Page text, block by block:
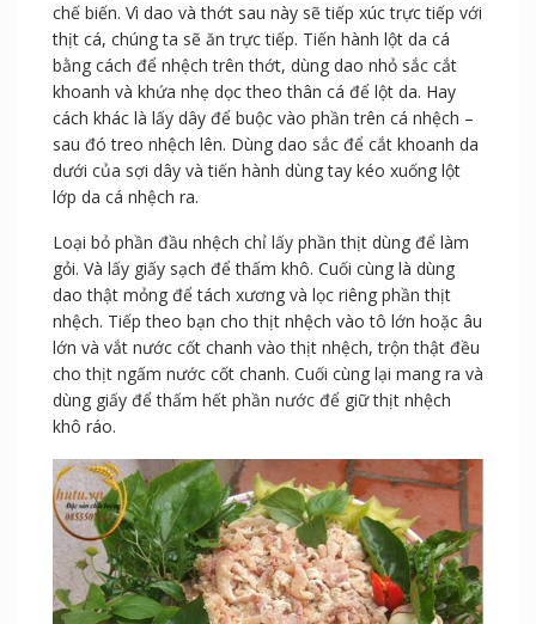
chế biến. Vì dao và thớt sau này sẽ tiếp xúc trực tiếp với
thịt cá, chúng ta sẽ ăn trực tiếp. Tiến hành lột da cá
bằng cách để nhệch trên thớt, dùng dao nhỏ sắc cắt
khoanh và khứa nhẹ dọc theo thân cá để lột da. Hay
cách khác là lấy dây để buộc vào phần trên cá nhệch –
sau đó treo nhệch lên. Dùng dao sắc để cắt khoanh da
dưới của sợi dây và tiến hành dùng tay kéo xuống lột
lớp da cá nhệch ra.
Loại bỏ phần đầu nhệch chỉ lấy phần thịt dùng để làm
gỏi. Và lấy giấy sạch để thấm khô. Cuối cùng là dùng
dao thật mỏng để tách xương và lọc riêng phần thịt
nhệch. Tiếp theo bạn cho thịt nhệch vào tô lớn hoặc âu
lớn và vắt nước cốt chanh vào thịt nhệch, trộn thật đều
cho thịt ngấm nước cốt chanh. Cuối cùng lại mang ra và
dùng giấy để thấm hết phần nước để giữ thịt nhệch
khô ráo.